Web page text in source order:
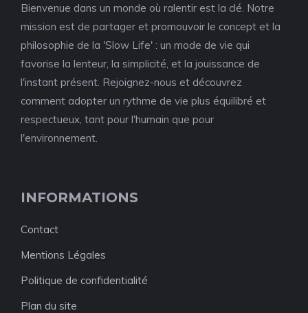
Bienvenue dans un monde où ralentir est la clé. Notre
mission est de partager et promouvoir le concept et la
philosophie de la 'Slow Life' : un mode de vie qui
favorise la lenteur, la simplicité, et la jouissance de
l'instant présent. Rejoignez-nous et découvrez
comment adopter un rythme de vie plus équilibré et
respectueux, tant pour l'humain que pour
l'environnement.
INFORMATIONS
Contact
Mentions Légales
Politique de confidentialité
Plan du site